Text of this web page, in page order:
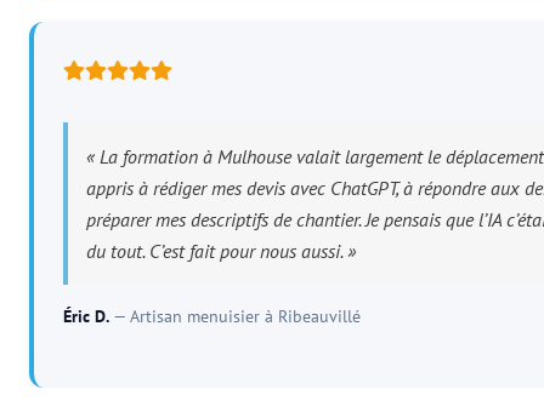
« La formation à Mulhouse valait largement le
appris à rédiger mes devis avec ChatGPT, à répondre aux
préparer mes descriptifs de chantier. Je pensais que l’IA
du tout. C’est fait pour nous aussi. »
Éric D. — Artisan menuisier à Ribeauvillé